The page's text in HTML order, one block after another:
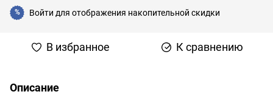
% Войти для отображения накопительной скидки
В избранное К сравнению
Описание